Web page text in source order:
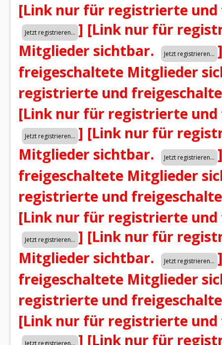
[Link nur für registrierte
] [Link nur für
Mitglieder sichtbar.
]
freigeschaltete Mitglieder
registrierte und
[Link nur für registrierte
] [Link nur für
Mitglieder sichtbar.
]
freigeschaltete Mitglieder
registrierte und
[Link nur für registrierte
] [Link nur für
Mitglieder sichtbar.
]
freigeschaltete Mitglieder
registrierte und
[Link nur für registrierte
] [Link nur für